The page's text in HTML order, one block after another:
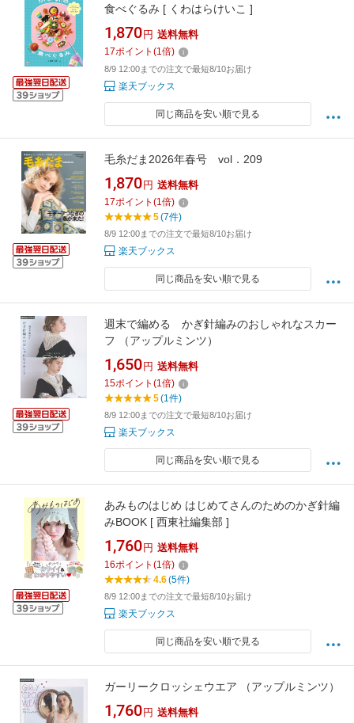
食べぐるみ [ くわはらけいこ ]
1,870 円 送料無料
17ポイント (1倍)
8/9 12:00までの注文で最短8/10お届け
楽天ブックス
同じ商品を安い順で見る
毛糸だま2026年春号 vol．209
1,870 円 送料無料
17ポイント (1倍)
5(7件)
8/9 12:00までの注文で最短8/10お届け
楽天ブックス
同じ商品を安い順で見る
週末で編める かぎ針編みのおしゃれなスカー
フ （アップルミンツ）
1,650 円 送料無料
15ポイント (1倍)
5(1件)
8/9 12:00までの注文で最短8/10お届け
楽天ブックス
同じ商品を安い順で見る
あみものはじめ はじめてさんのためのかぎ針編
みBOOK [ 西東社編集部 ]
1,760 円 送料無料
16ポイント (1倍)
4.6(5件)
8/9 12:00までの注文で最短8/10お届け
楽天ブックス
同じ商品を安い順で見る
ガーリークロッシェウエア （アップルミンツ）
1,760 円 送料無料